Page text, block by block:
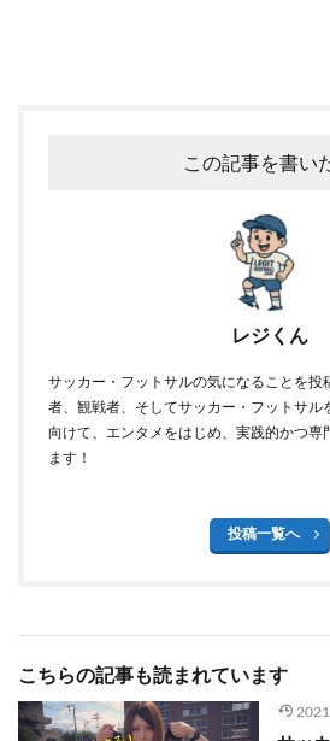
この記事を書い
レジくん
サッカー・フットサルの気になることを投
者、観戦者、そしてサッカー・フットサル
向けて、エンタメをはじめ、実践的かつ専
ます！
投稿一覧へ
こちらの記事も読まれています